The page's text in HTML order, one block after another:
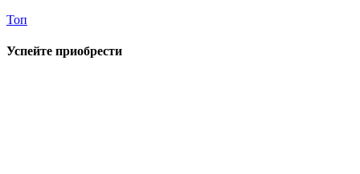
Топ
Успейте приобрести